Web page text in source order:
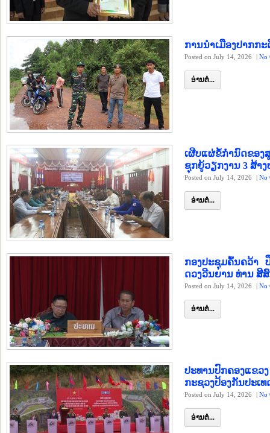
ການນຳເມືອງປາກກ
Posted on July 14, 2026 | No
ອ່ານຕໍ່...
ເຜີບແຜ່ຂໍ້ກຳນົດຂອງ
ຊຸກຍູ້ວຽກງານ 3 ສ້າງ
Posted on July 14, 2026 | No
ອ່ານຕໍ່...
ກອງປະຊຸມຄົ້ນຄວ້າ
ດວງວີນຍານ ທ່ານ ສີ
Posted on July 14, 2026 | No
ອ່ານຕໍ່...
ປະທານປົກຄອງແຂວ
ກະຊວງປ້ອງກັນປະເ
Posted on July 14, 2026 | No
ອ່ານຕໍ່...